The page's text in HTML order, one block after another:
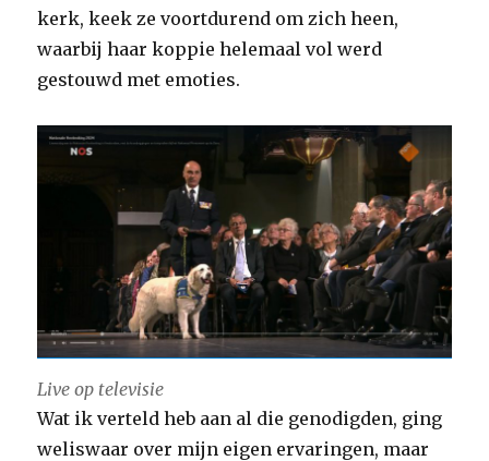
kerk, keek ze voortdurend om zich heen,
waarbij haar koppie helemaal vol werd
gestouwd met emoties.
Live op televisie
Wat ik verteld heb aan al die genodigden, ging
weliswaar over mijn eigen ervaringen, maar